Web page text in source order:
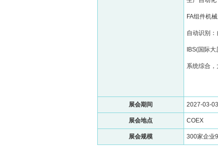
FA组件机
自动识别：
IBS(国际大
系统综合
展会期间 2027-03-
展会地点 COEX
展会规模 300家企业